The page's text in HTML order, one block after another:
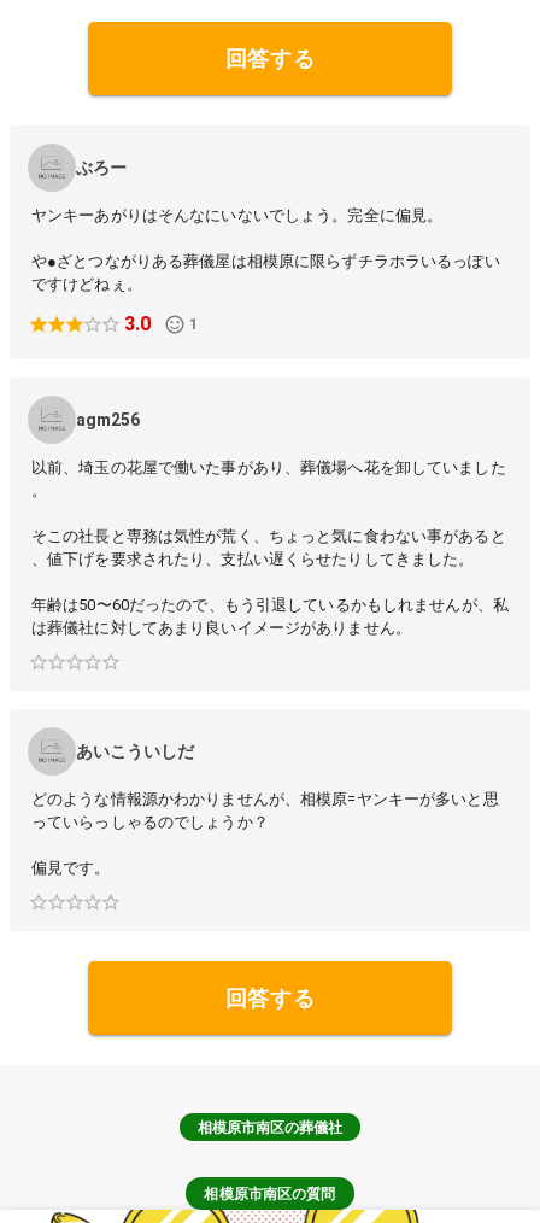
回答する
ぶろー
ヤンキーあがりはそんなにいないでしょう。完全に偏見。
や●ざとつながりある葬儀屋は相模原に限らずチラホラいるっぽい
ですけどねぇ。
3.0 1
agm256
以前、埼玉の花屋で働いた事があり、葬儀場へ花を卸していました
。
そこの社長と専務は気性が荒く、ちょっと気に食わない事があると
、値下げを要求されたり、支払い遅くらせたりしてきました。
年齢は50〜60だったので、もう引退しているかもしれませんが、私
は葬儀社に対してあまり良いイメージがありません。
あいこういしだ
どのような情報源かわかりませんが、相模原=ヤンキーが多いと思
っていらっしゃるのでしょうか？
偏見です。
回答する
相模原市南区の葬儀社
相模原市南区の質問